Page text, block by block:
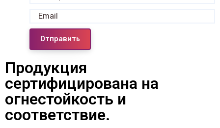
Отправить
Продукция
сертифицирована на
огнестойкость и
соответствие.